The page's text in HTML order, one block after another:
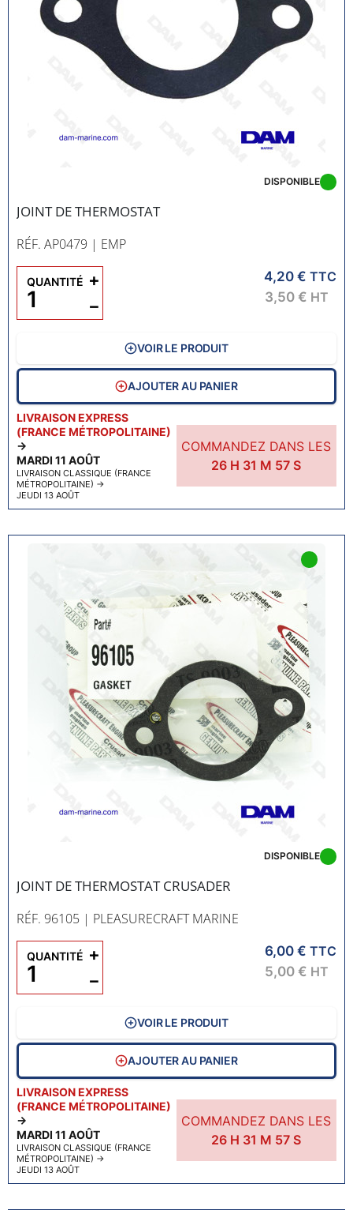
JOINT DE THERMOSTAT
RÉF. AP0479 | EMP
LIVRAISON EXPRESS
(FRANCE MÉTROPOLITAINE)
→
MARDI 11 AOÛT
LIVRAISON CLASSIQUE (FRANCE
MÉTROPOLITAINE) →
JEUDI 13 AOÛT
COMMANDEZ DANS LES
26H 31 M 56 S
DISPONIBLE
4,20 € TTC
3,50 € HT
QUANTITÉ
−
+
VOIR LE PRODUIT
AJOUTER AU PANIER
JOINT DE THERMOSTAT CRUSADER
RÉF. 96105 | PLEASURECRAFT MARINE
LIVRAISON EXPRESS
(FRANCE MÉTROPOLITAINE)
→
MARDI 11 AOÛT
LIVRAISON CLASSIQUE (FRANCE
MÉTROPOLITAINE) →
JEUDI 13 AOÛT
COMMANDEZ DANS LES
26H 31 M 56 S
DISPONIBLE
6,00 € TTC
5,00 € HT
QUANTITÉ
−
+
VOIR LE PRODUIT
AJOUTER AU PANIER